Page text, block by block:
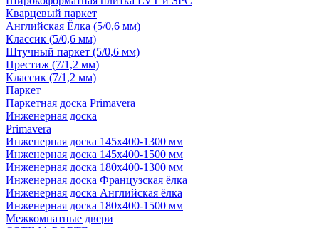
Кварцевый паркет
Английская Ёлка (5/0,6 мм)
Классик (5/0,6 мм)
Штучный паркет (5/0,6 мм)
Престиж (7/1,2 мм)
Классик (7/1,2 мм)
Паркет
Паркетная доска Primavera
Инженерная доска
Primavera
Инженерная доска 145x400-1300 мм
Инженерная доска 145x400-1500 мм
Инженерная доска 180x400-1300 мм
Инженерная доска Французская ёлка
Инженерная доска Английская ёлка
Инженерная доска 180x400-1500 мм
Межкомнатные двери